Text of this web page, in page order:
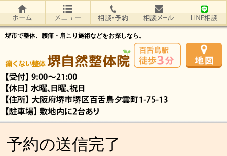
堺市で整体、腰痛・肩こり施術などをお探しなら。
予約の送信完了